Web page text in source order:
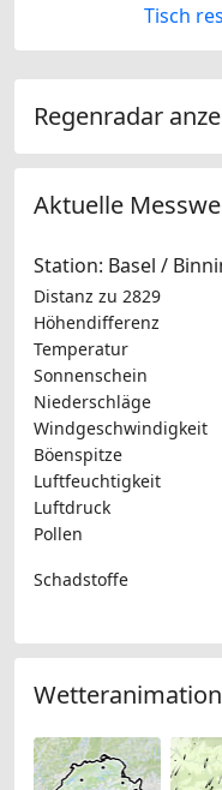
Tisch
Regenradar
Aktuelle
Station: Basel /
Distanz zu 2829
Höhendifferenz
Temperatur
Sonnenschein
Niederschläge
Windgeschwindigkeit
Böenspitze
Luftfeuchtigkeit
Luftdruck
Pollen
Schadstoffe